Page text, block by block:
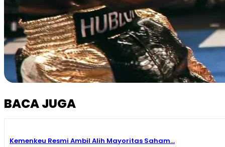
BACA JUGA
Kemenkeu Resmi Ambil Alih Mayoritas Saham...